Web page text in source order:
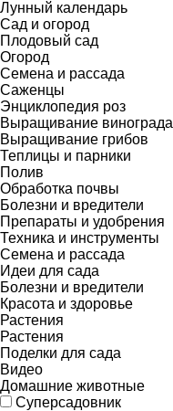
Лунный календарь
Сад и огород
Плодовый сад
Огород
Семена и рассада
Саженцы
Энциклопедия роз
Выращивание винограда
Выращивание грибов
Теплицы и парники
Полив
Обработка почвы
Болезни и вредители
Препараты и удобрения
Техника и инструменты
Семена и рассада
Идеи для сада
Болезни и вредители
Красота и здоровье
Растения
Растения
Поделки для сада
Видео
Домашние животные
Суперсадовник